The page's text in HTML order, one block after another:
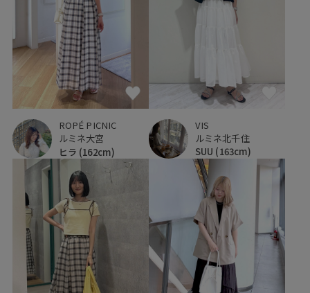
ROPÉ PICNIC
ルミネ大宮
ヒラ (162cm)
VIS
ルミネ北千住
SUU (163cm)